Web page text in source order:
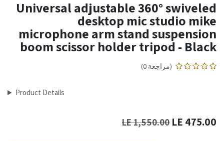
Universal adjustable 360° swiveled
desktop mic studio mike
microphone arm stand suspension
boom scissor holder tripod - Black
(مراجعة 0)
Product Details
475.00
1,550.00
LE